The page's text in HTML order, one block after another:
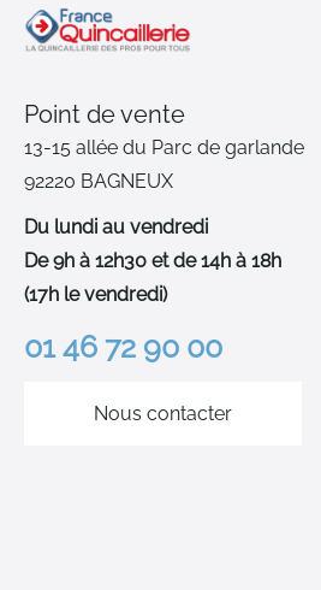
Point de vente
13-15 allée du Parc de garlande
92220 BAGNEUX
Du lundi au vendredi
De 9h à 12h30 et de 14h à 18h
(17h le vendredi)
01 46 72 90 00
Nous contacter